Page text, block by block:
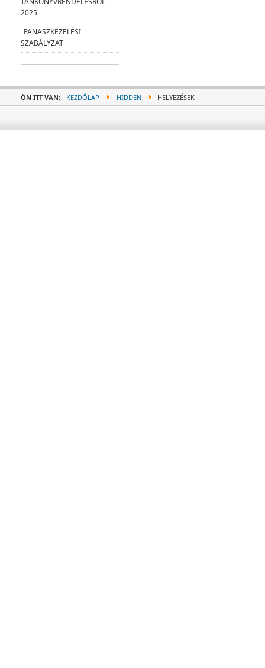
2025
PANASZKEZELÉSI
SZABÁLYZAT
ÖN ITT VAN: KEZDŐLAP HIDDEN HELYEZÉSEK